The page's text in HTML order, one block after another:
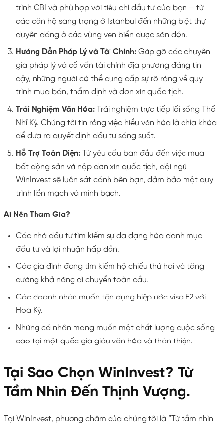
trình CBI và phù hợp với tiêu chí đầu tư của bạn – từ
các căn hộ sang trọng ở Istanbul đến những biệt thự
duyên dáng ở các vùng ven biển được săn đón.
Hướng Dẫn Pháp Lý và Tài Chính: Gặp gỡ các chuyên
gia pháp lý và cố vấn tài chính địa phương đáng tin
cậy, những người có thể cung cấp sự rõ ràng về quy
trình mua bán, thẩm định và đơn xin quốc tịch.
Trải Nghiệm Văn Hóa: Trải nghiệm trực tiếp lối sống Thổ
Nhĩ Kỳ. Chúng tôi tin rằng việc hiểu văn hóa là chìa khóa
để đưa ra quyết định đầu tư sáng suốt.
Hỗ Trợ Toàn Diện: Từ yêu cầu ban đầu đến việc mua
bất động sản và nộp đơn xin quốc tịch, đội ngũ
WinInvest sẽ luôn sát cánh bên bạn, đảm bảo một quy
trình liền mạch và minh bạch.
Ai Nên Tham Gia?
Các nhà đầu tư tìm kiếm sự đa dạng hóa danh mục
đầu tư và lợi nhuận hấp dẫn.
Các gia đình đang tìm kiếm hộ chiếu thứ hai và tăng
cường khả năng di chuyển toàn cầu.
Các doanh nhân muốn tận dụng hiệp ước visa E2 với
Hoa Kỳ.
Những cá nhân mong muốn một chất lượng cuộc sống
cao tại một quốc gia giàu văn hóa và thân thiện.
Tại Sao Chọn WinInvest? Từ
Tầm Nhìn Đến Thịnh Vượng.
Tại WinInvest, phương châm của chúng tôi là “Từ tầm nhìn